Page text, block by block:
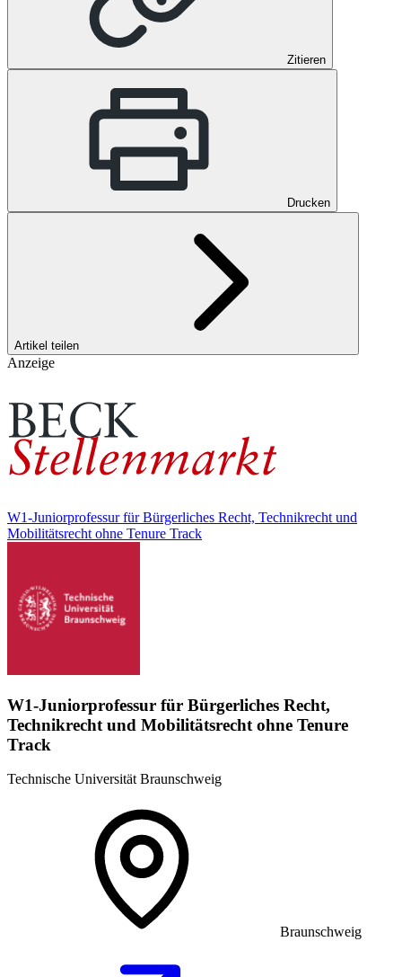
Zitieren
Drucken
Artikel teilen
Anzeige
W1-Juniorprofessur für Bürgerliches Recht, Technikrecht und
Mobilitätsrecht ohne Tenure Track
W1-Juniorprofessur für Bürgerliches Recht,
Technikrecht und Mobilitätsrecht ohne Tenure
Track
Technische Universität Braunschweig
Braunschweig